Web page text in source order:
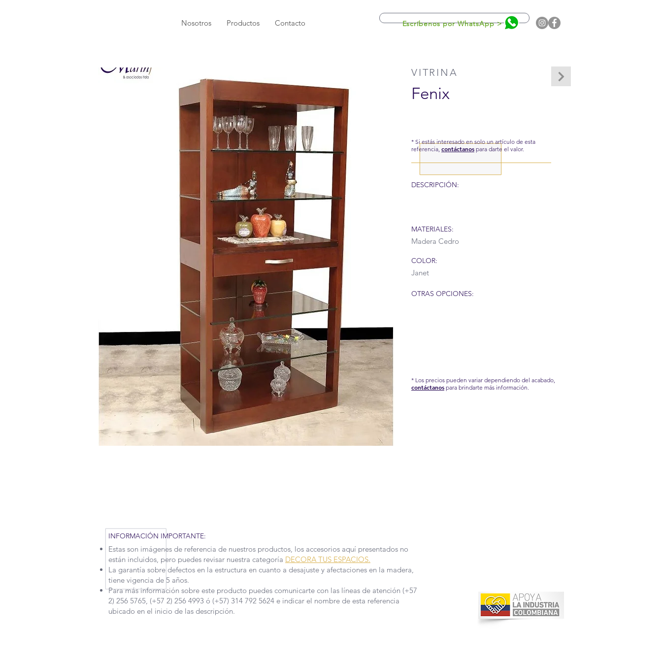
Nosotros Productos Contacto Escríbenos por WhatsApp >
VITRINA
Fenix
* Si estás interesado en solo un artículo de esta
referencia, contáctanos para darte el valor.
DESCRIPCIÓN:
MATERIALES:
Madera Cedro
COLOR:
Janet
OTRAS OPCIONES:
* Los precios pueden variar dependiendo del acabado,
contáctanos para brindarte más información.
INFORMACIÓN IMPORTANTE:
Estas son imágenes de referencia de nuestros productos, los accesorios aquí presentados no
están incluidos, pero puedes revisar nuestra categoría DECORA TUS ESPACIOS.
La garantía sobre defectos en la estructura en cuanto a desajuste y afectaciones en la madera,
tiene vigencia de 5 años.
Para más información sobre este producto puedes comunicarte con las líneas de atención (+57
2) 256 5765, (+57 2) 256 4993 ó (+57) 314 792 5624 e indicar el nombre de esta referencia
ubicado en el inicio de las descripción.